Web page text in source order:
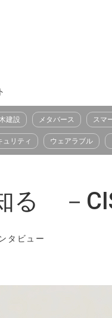
建設 メタバース スマ
ュリティ ウェアラブル
る －
タビュー